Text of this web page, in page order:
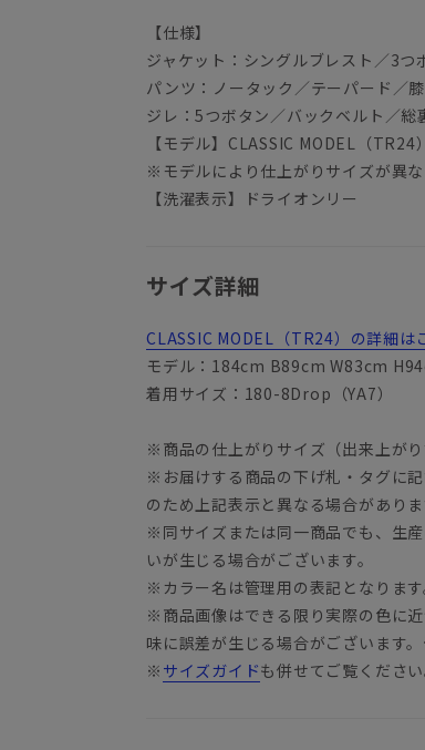
【仕様】
ジャケット：シングルブレスト／3つ
パンツ：ノータック／テーパード／
ジレ：5つボタン／バックベルト／総
【モデル】CLASSIC MODEL（TR24）
※モデルにより仕上がりサイズが異
【洗濯表示】ドライオンリー
サイズ詳細
CLASSIC MODEL（TR24）の詳細は
モデル：184cm B89cm W83cm
着用サイズ：180-8Drop（YA7）
※商品の仕上がりサイズ（出来上が
※お届けする商品の下げ札・タグに
のため上記表示と異なる場合があり
※同サイズまたは同一商品でも、生
いが生じる場合がございます。
※カラー名は管理用の表記となりま
※商品画像はできる限り実際の色に
味に誤差が生じる場合がございます
※ サイズガイドも併せてご覧ください